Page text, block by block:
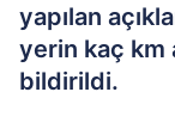
yapılan
yerin kaç km
bildirildi.